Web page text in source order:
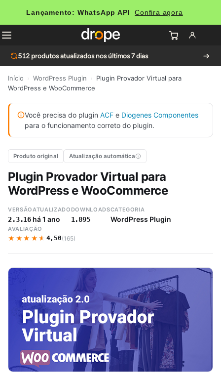
Lançamento: WhatsApp API Confira agora
512 produtos atualizados nos últimos 7 dias
Início WordPress Plugin
Plugin Provador Virtual para
WordPress e WooCommerce
Você precisa do plugin ACF e Diogenes Componentes
para o funcionamento correto do plugin.
Produto original Atualização automática
Plugin Provador Virtual para
WordPress e WooCommerce
VERSÃO
2.3.16
ATUALIZADO
há 1 ano
DOWNLOADS
1.895
CATEGORIA
WordPress Plugin
AVALIAÇÃO
★★★★★
★★★★★ 4,50(165)